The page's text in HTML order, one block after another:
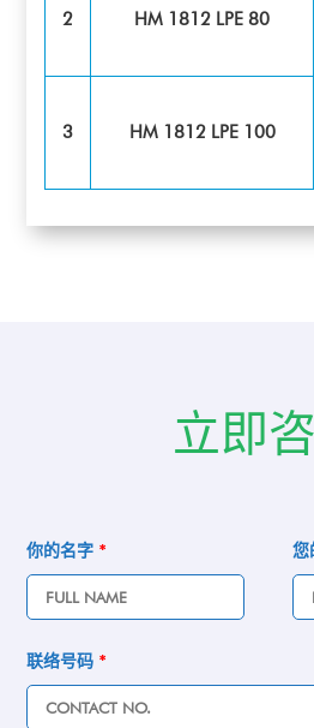
2 HM 1812 LPE 80
3 HM 1812 LPE 100
立即
你的名字 * 您
联络号码 *